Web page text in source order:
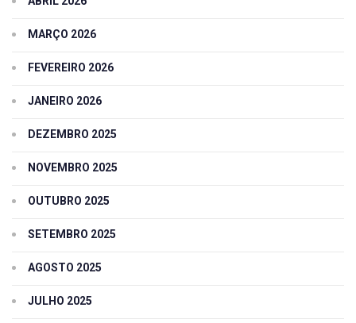
MARÇO 2026
FEVEREIRO 2026
JANEIRO 2026
DEZEMBRO 2025
NOVEMBRO 2025
OUTUBRO 2025
SETEMBRO 2025
AGOSTO 2025
JULHO 2025